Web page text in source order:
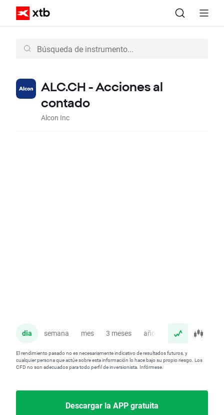
ALC.CH - Acciones al
contado
Alcon Inc
dia semana mes 3 meses año
El rendimiento pasado no es necesariamente indicativo de resultados futuros, y
cualquier persona que actúe sobre esta información lo hace bajo su propio riesgo. Los
CFD no son adecuados para todo perfil de inversionista. Infórmese.
Descargar la APP gratuita